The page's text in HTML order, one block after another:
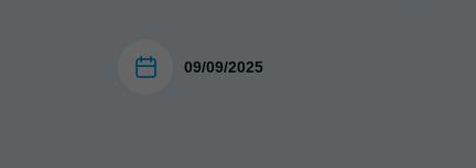
09/09/2025